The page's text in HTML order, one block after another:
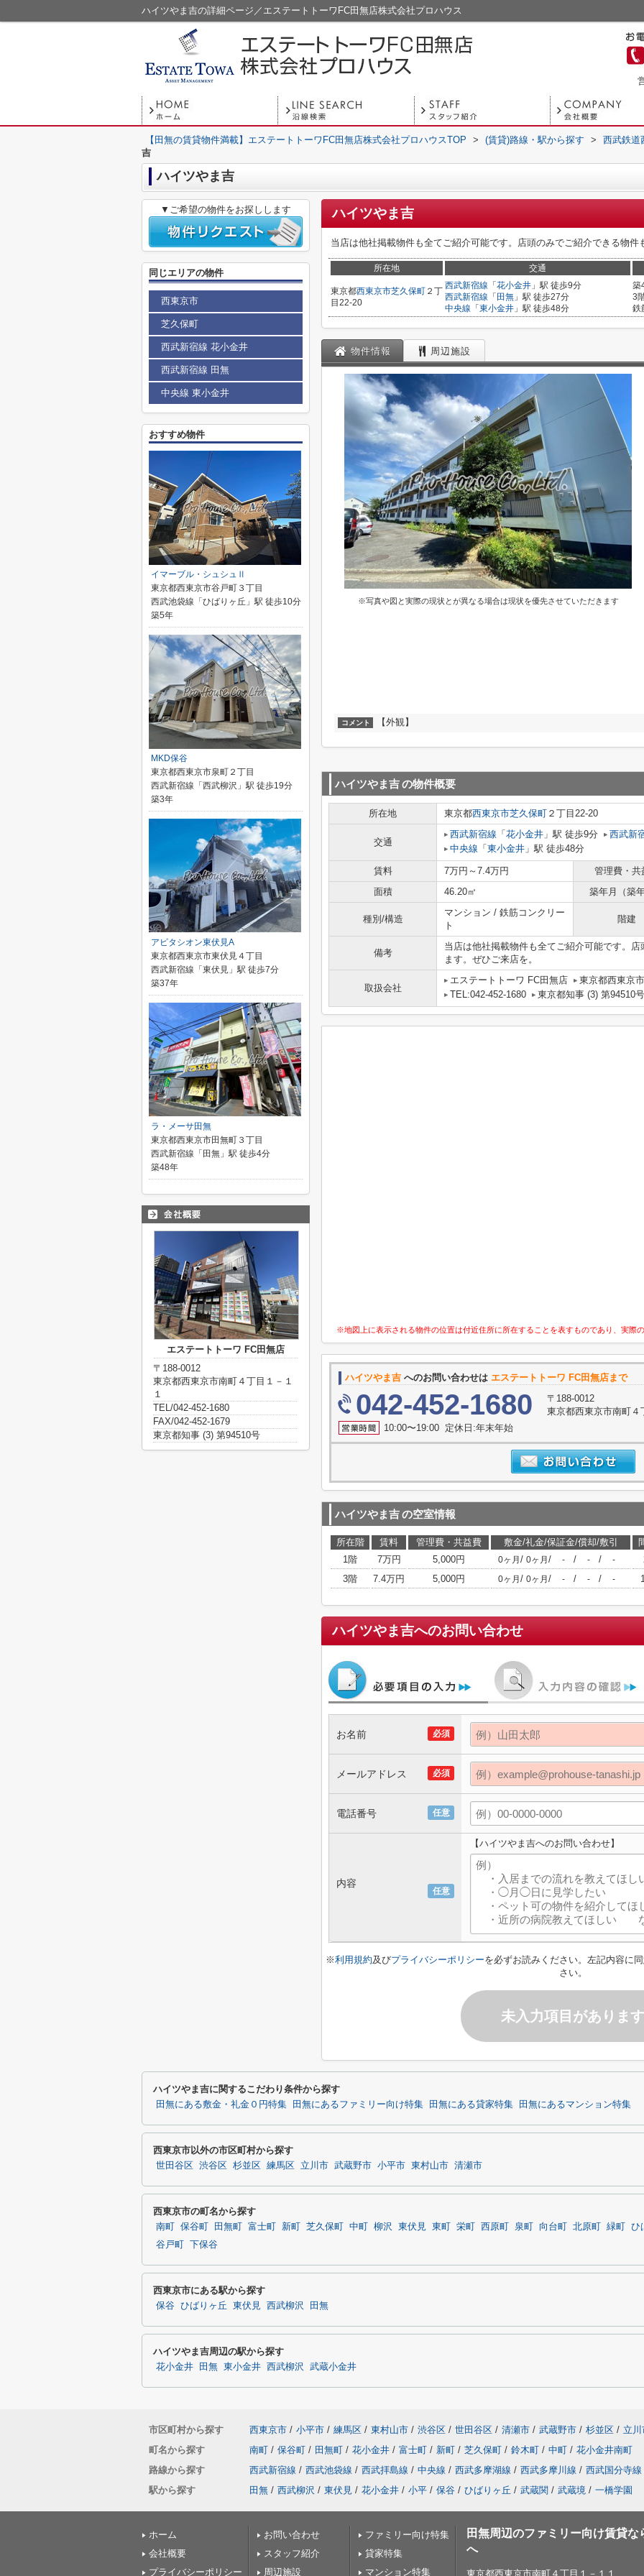
ハイツやま吉の詳細ページ／エステートトーワFC田無店株式会社プロハウス
【田無の賃貸物件満載】エステートトーワFC田無店株式会社プロハウスTOP > (賃貸)路線・駅から探す > 西武鉄道
吉
ハイツやま吉
ハイツやま吉
当店は他社掲載物件も全てご紹介可能です。店頭のみでご紹介できる物件
所在地 交通
東京都西東京市芝久保町 ２丁
目22-20
西武新宿線 「 花小金井 」駅 徒歩9分
西武新宿線 「 田無 」駅 徒歩27分
中央線 「 東小金井 」駅 徒歩48分
築
3
鉄
物件情報 周辺施設
※写真や図と実際の現状とが異なる場合は現状を優先させていただきます
コメント 【外観】
ハイツやま吉の物件概要
所在地 東京都西東京市芝久保町 ２丁目22-20
交通
西武新宿線 「 花小金井 」駅 徒歩9分 西武新
中央線 「 東小金井 」駅 徒歩48分
賃料 7万円～7.4万円 管理費・共
面積
46.20㎡ 築年月（築年
種別/構造
マンション / 鉄筋コンクリー
ト
階建
備考
当店は他社掲載物件も全てご紹介可能です。
ます。ぜひご来店を。
取扱会社
エステートトーワ FC田無店
東京都西東京
TEL:042-452-1680
東京都知事 (3) 第94510号
※地図上に表示される物件の位置は付近住所に所在することを表すものであり、実際
ハイツやま吉 へのお問い合わせは エステートトーワ FC田無店まで
042-452-1680
〒188-0012
東京都西東京市南町４
10:00〜19:00 定休日:年末年始
ハイツやま吉の空室情報
所在階 賃料 管理費・共益費 敷金/礼金/保証金/償却/敷引
1階
7万円 5,000円 0ヶ月 / 0ヶ月 / - / - / -
3階
7.4万円 5,000円 0ヶ月 / 0ヶ月 / - / - / -
ハイツやま吉へのお問い合わせ
必須
お名前
必須
メールアドレス
任意
電話番号
任意
内容
【ハイツやま吉へのお問い合わせ】
※利用規約及びプライバシーポリシーを必ずお読みください。左記内容に
さい。
未入力項目があります
▼ご希望の物件をお探しします
同じエリアの物件
西東京市
芝久保町
西武新宿線 花小金井
西武新宿線 田無
中央線 東小金井
おすすめ物件
イマーブル・シュシュⅡ
東京都西東京市谷戸町３丁目
西武池袋線「ひばりヶ丘」駅 徒歩10分
築5年
MKD保谷
東京都西東京市泉町２丁目
西武新宿線「西武柳沢」駅 徒歩19分
築3年
アビタシオン東伏見A
東京都西東京市東伏見４丁目
西武新宿線「東伏見」駅 徒歩7分
築37年
ラ・メーサ田無
東京都西東京市田無町３丁目
西武新宿線「田無」駅 徒歩4分
築48年
エステートトーワ FC田無店
〒188-0012
東京都西東京市南町４丁目１－１
１
TEL/042-452-1680
FAX/042-452-1679
東京都知事 (3) 第94510号
ハイツやま吉に関するこだわり条件から探す
田無にある敷金・礼金０円特集 田無にあるファミリー向け特集 田無にある貸家特集 田無にあるマンション特集
西東京市以外の市区町村から探す
世田谷区 渋谷区 杉並区 練馬区 立川市 武蔵野市 小平市 東村山市 清瀬市
西東京市の町名から探す
南町 保谷町 田無町 富士町 新町 芝久保町 中町 柳沢 東伏見 東町 栄町 西原町 泉町 向台町 北原町 緑町 ひ
谷戸町
下保谷
西東京市にある駅から探す
保谷 ひばりヶ丘 東伏見 西武柳沢 田無
ハイツやま吉周辺の駅から探す
花小金井 田無 東小金井 西武柳沢 武蔵小金井
市区町村から探す 西東京市 / 小平市 / 練馬区 / 東村山市 / 渋谷区 / 世田谷区 / 清瀬市 / 武蔵野市 / 杉並区 / 立川
町名から探す
南町 / 保谷町 / 田無町 / 花小金井 / 富士町 / 新町 / 芝久保町 / 鈴木町 / 中町 / 花小金井南町
路線から探す
西武新宿線 / 西武池袋線 / 西武拝島線 / 中央線 / 西武多摩湖線 / 西武多摩川線 / 西武国分寺線
駅から探す
田無 / 西武柳沢 / 東伏見 / 花小金井 / 小平 / 保谷 / ひばりヶ丘 / 武蔵関 / 武蔵境 / 一橋学園
ホーム
会社概要
プライバシーポリシー
お問い合わせ
スタッフ紹介
周辺施設
ファミリー向け特集
貸家特集
マンション特集
田無周辺のファミリー向け賃貸
へ
東京都西東京市南町４丁目１－１１